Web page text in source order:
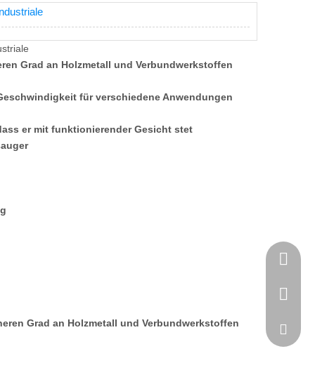
Grad an Holzmetall und Verbundwerkstoffen
für verschiedene Anwendungen
er mit funktionierender Gesicht stet
Grad an Holzmetall und Verbundwerkstoffen